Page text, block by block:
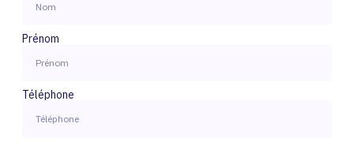
Prénom
Téléphone